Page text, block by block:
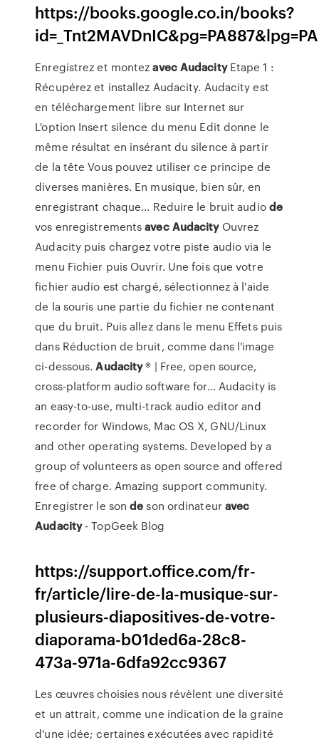
https://books.google.co.in/books?
Enregistrez et montezavecAudacityEtape 1 :
Récupérez et installez Audacity. Audacity est
en téléchargement libre sur Internet sur
L'option Insert silence du menu Edit donne le
même résultat en insérant du silence à partir
de la tête Vous pouvez utiliser ce principe de
diverses manières. En musique, bien sûr, en
enregistrant chaque... Reduire le bruit audiode
vos enregistrementsavec AudacityOuvrez
Audacity puis chargez votre piste audio via le
menu Fichier puis Ouvrir. Une fois que votre
fichier audio est chargé, sélectionnez à l'aide
de la souris une partie du fichier ne contenant
que du bruit. Puis allez dans le menu Effets puis
dans Réduction de bruit, comme dans l'image
ci-dessous.Audacity® | Free, open source,
cross-platform audio software for... Audacity is
an easy-to-use, multi-track audio editor and
recorder for Windows, Mac OS X, GNU/Linux
and other operating systems. Developed by a
group of volunteers as open source and offered
free of charge. Amazing support community.
Enregistrer le sondeson ordinateuravec
Audacity- TopGeek Blog
https://support.office.com/fr-
fr/article/lire-de-la-musique-sur-
plusieurs-diapositives-de-votre-
diaporama-b01ded6a-28c8-
473a-971a-6dfa92cc9367
Les œuvres choisies nous révèlent une diversité
et un attrait, comme une indication de la graine
d'une idée; certaines exécutées avec rapidité